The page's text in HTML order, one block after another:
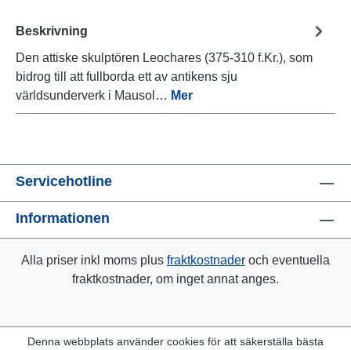
Beskrivning
Den attiske skulptören Leochares (375-310 f.Kr.), som
bidrog till att fullborda ett av antikens sju
världsunderverk i Mausol… Mer
Servicehotline
Informationen
Alla priser inkl moms plus fraktkostnader och eventuella
fraktkostnader, om inget annat anges.
Denna webbplats använder cookies för att säkerställa bästa